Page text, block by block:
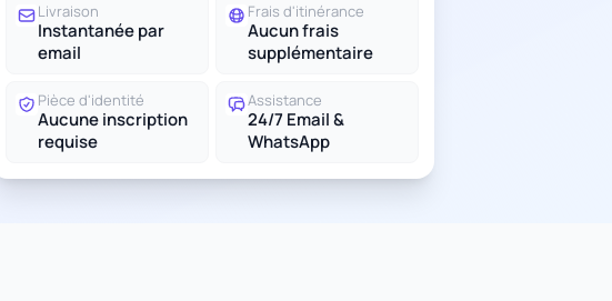
Livraison
Instantanée par
email
Frais d'itinérance
Aucun frais
supplémentaire
Pièce d'identité
Aucune inscription
requise
Assistance
24/7 Email &
WhatsApp